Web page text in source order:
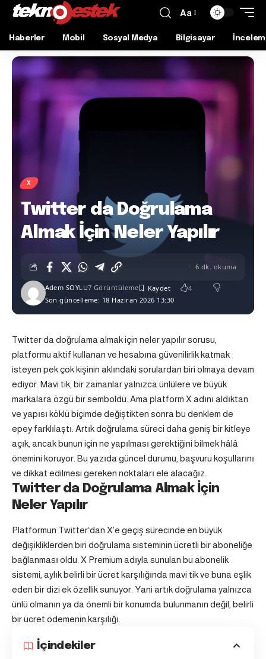
Aa
Haberler Mobil Sosyal Medya Bilgisayar
X
Twitter da Doğrulama
Almak İçin Neler Yapılır
Son güncelleme: 18 Haziran 2026 13:30
Adem SOYLU7 Görüntüleme 4
6 dk. okuma
Twitter da doğrulama almak için neler yapılır sorusu,
platformu aktif kullanan ve hesabına güvenilirlik katmak
isteyen pek çok kişinin aklındaki sorulardan biri olmaya devam
ediyor. Mavi tik, bir zamanlar yalnızca ünlülere ve büyük
markalara özgü bir semboldü. Ama platform X adını aldıktan
ve yapısı köklü biçimde değiştikten sonra bu denklem de
epey farklılaştı. Artık doğrulama süreci daha geniş bir kitleye
açık, ancak bunun için ne yapılması gerektiğini bilmek hâlâ
önemini koruyor. Bu yazıda güncel durumu, başvuru koşullarını
ve dikkat edilmesi gereken noktaları ele alacağız.
Twitter da Doğrulama Almak İçin
Neler Yapılır
Platformun Twitter‘dan X’e geçiş sürecinde en büyük
değişikliklerden biri doğrulama sisteminin ücretli bir aboneliğe
bağlanması oldu. X Premium adıyla sunulan bu abonelik
sistemi, aylık belirli bir ücret karşılığında mavi tik ve buna eşlik
eden bir dizi ek özellik sunuyor. Yani artık doğrulama yalnızca
ünlü olmanın ya da önemli bir konumda bulunmanın değil, belirli
bir ücret ödemenin karşılığı.
İçindekiler